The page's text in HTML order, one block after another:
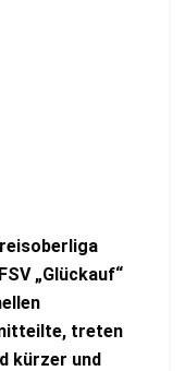
„Glückauf“
treten
kürzer und